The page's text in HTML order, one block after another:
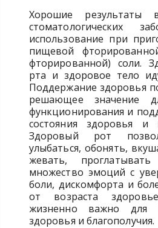
Хорошие результаты
стоматологических
использование при
пищевой
фторированной) соли.
рта и здоровое тело
Поддержание здоровья
решающее значение
функционирования и
состояния здоровья и
Здоровый рот
улыбаться, обонять,
жевать,
множество эмоций с
боли, дискомфорта и
от возраста
жизненно важно для
здоровья и благополучия.